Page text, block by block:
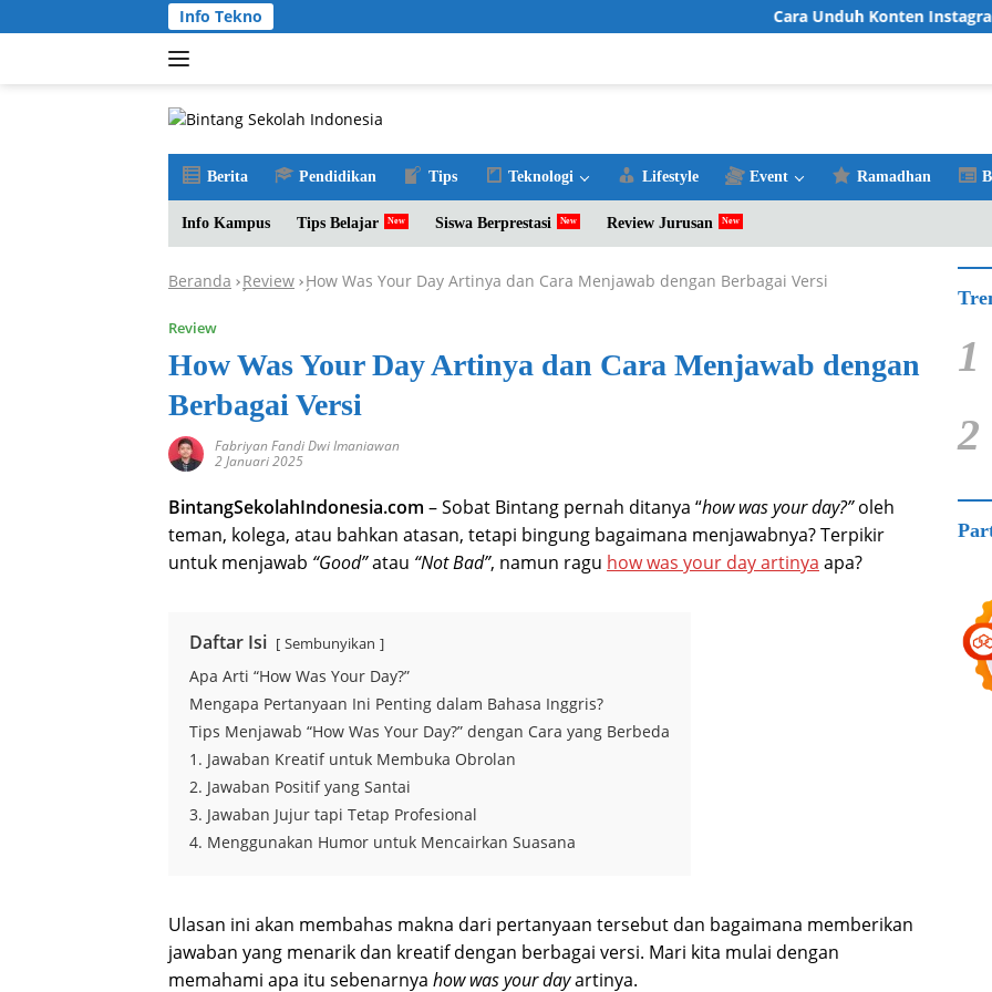
ke
Info Tekno Cara Unduh Konten Instagram
Berita Pendidikan Tips Teknologi Lifestyle Event Ramadhan
Info Kampus Tips Belajar Siswa Berprestasi Review Jurusan
Beranda -Review -How Was Your Day Artinya dan Cara Menjawab dengan Berbagai Versi
Review
How Was Your Day Artinya dan Cara Menjawab dengan
Berbagai Versi
Fabriyan Fandi Dwi Imaniawan
2 Januari 2025
BintangSekolahIndonesia.com – Sobat Bintang pernah ditanya “how was your day?”oleh
teman, kolega, atau bahkan atasan, tetapi bingung bagaimana menjawabnya? Terpikir
untuk menjawab “Good”atau “Not Bad”, namun ragu how was your day artinya apa?
Daftar Isi Sembunyikan
Apa Arti “How Was Your Day?”
Mengapa Pertanyaan Ini Penting dalam Bahasa Inggris?
Tips Menjawab “How Was Your Day?” dengan Cara yang Berbeda
1. Jawaban Kreatif untuk Membuka Obrolan
2. Jawaban Positif yang Santai
3. Jawaban Jujur tapi Tetap Profesional
4. Menggunakan Humor untuk Mencairkan Suasana
Ulasan ini akan membahas makna dari pertanyaan tersebut dan bagaimana memberikan
jawaban yang menarik dan kreatif dengan berbagai versi. Mari kita mulai dengan
memahami apa itu sebenarnya how was your dayartinya.
1
2